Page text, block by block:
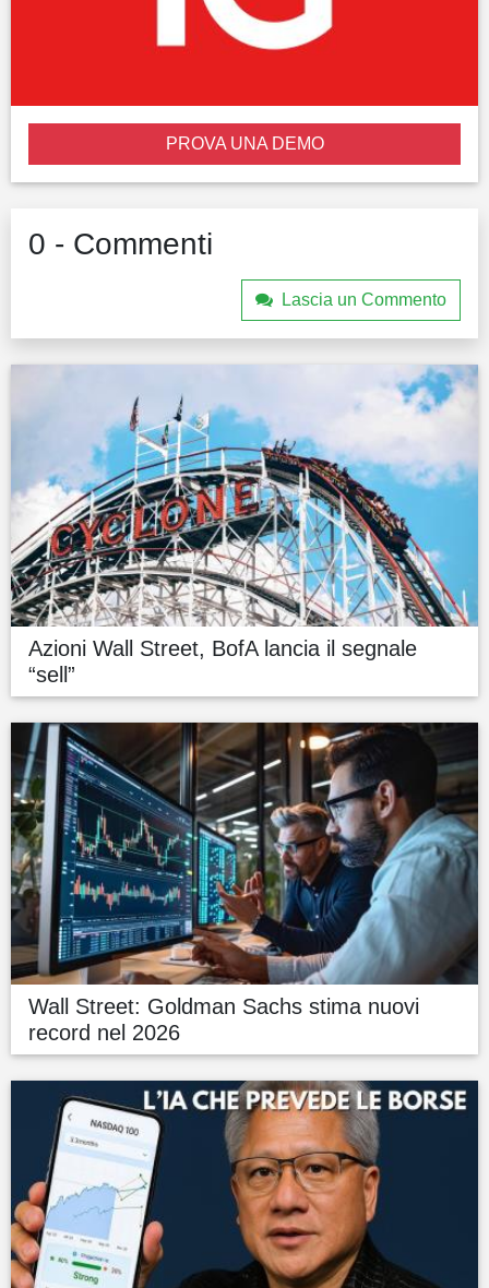
PROVA UNA DEMO
0 - Commenti
Lascia un Commento
Azioni Wall Street, BofA lancia il segnale
“sell”
Wall Street: Goldman Sachs stima nuovi
record nel 2026